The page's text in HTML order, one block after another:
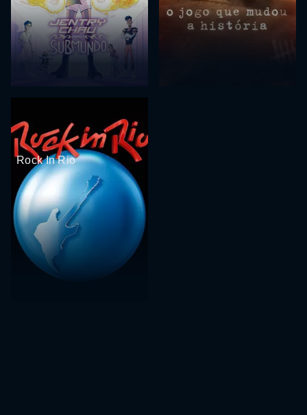
Rock In Rio